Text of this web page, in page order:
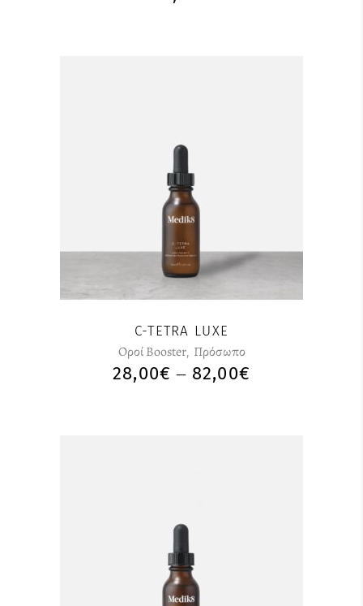
C-TETRA LUXE
Οροί Booster, Πρόσωπο
28,00€ – 82,00€